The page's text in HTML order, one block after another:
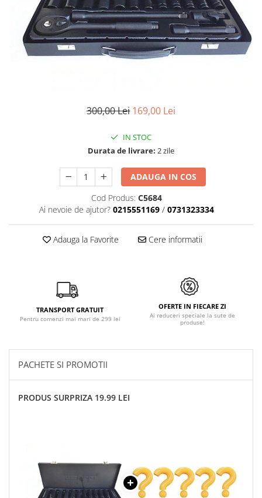
300,00 Lei 169,00 Lei
IN STOC
Durata de livrare: 2 zile
ADAUGA IN COS
Cod Produs: C5684
Ai nevoie de ajutor? 0215551169 / 0731323334
Adauga la Favorite Cere informatii
TRANSPORT GRATUIT
Pentru comenzi mai mari de 299 lei
OFERTE IN FIECARE ZI
Ai reduceri speciale la sute de
produse!
PACHETE SI PROMOTII
PRODUS SURPRIZA 19.99 LEI